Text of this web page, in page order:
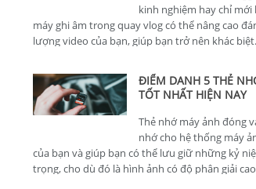
kinh nghiệm hay chỉ mới
máy ghi âm trong quay vlog có thể nâng cao
lượng video của bạn, giúp bạn trở nên khác biệt.
ĐIỂM DANH 5 THẺ
TỐT NHẤT HIỆN NAY
Thẻ nhớ máy ảnh đóng
nhớ cho hệ thống máy
của bạn và giúp bạn có thể lưu giữ những kỷ
trọng, cho dù đó là hình ảnh có độ phân giải